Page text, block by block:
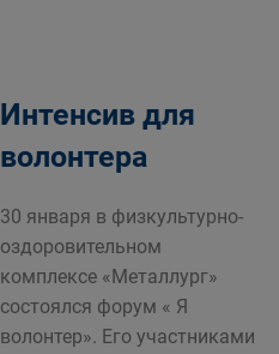
Интенсив для
волонтера
30 января в физкультурно-
оздоровительном
комплексе «Металлург»
состоялся форум « Я
волонтер». Его участниками